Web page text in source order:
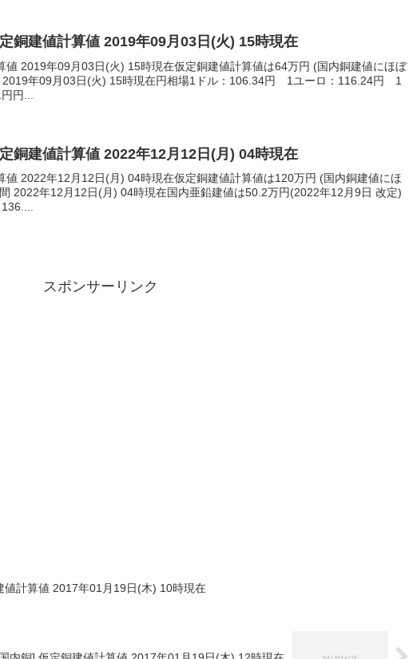
銅建値計算値 2019年09月03日(火) 15時現在
値 2019年09月03日(火) 15時現在仮定銅建値計算値は64万円 (国内銅建値にほぼ
2019年09月03日(火) 15時現在円相場1ドル：106.34円 1ユーロ：116.24円 1
円...
銅建値計算値 2022年12月12日(月) 04時現在
値 2022年12月12日(月) 04時現在仮定銅建値計算値は120万円 (国内銅建値にほ
2022年12月12日(月) 04時現在国内亜鉛建値は50.2万円(2022年12月9日 改定)
スポンサーリンク
値計算値 2017年01月19日(木) 10時現在